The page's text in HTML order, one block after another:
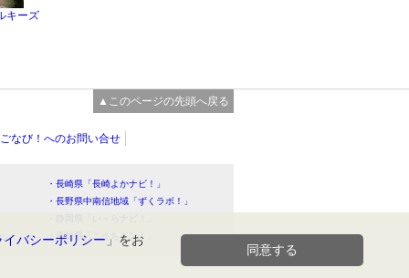
キーズ
▲このページの先頭へ戻る
なび！へのお問い合せ
・長崎県「長崎よかナビ！」
・長野県中南信地域「ずくラボ！」
・高知県「こうちドン！」
イバシーポリシー 」をお
同意する